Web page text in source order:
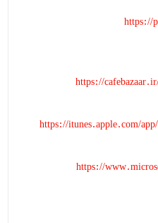
https://
https://
https://itunes.apple.com/
https://